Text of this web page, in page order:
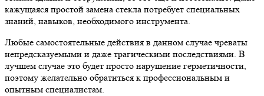
кажущаяся простой замена стекла потребует специальных
знаний, навыков, необходимого инструмента.
Любые самостоятельные действия в данном случае чреваты
непредсказуемыми и даже трагическими последствиями. В
лучшем случае это будет просто нарушение герметичности,
поэтому желательно обратиться к профессиональным и
опытным специалистам.